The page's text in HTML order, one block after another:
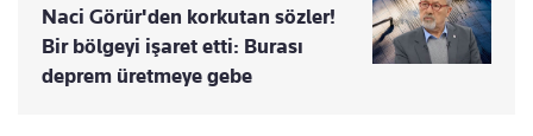
Naci Görür'den korkutan sözler!
Bir bölgeyi işaret etti: Burası
deprem üretmeye gebe